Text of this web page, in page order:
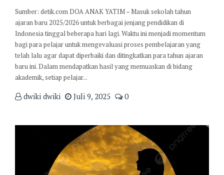
Sumber: detik.com DOA ANAK YATIM – Masuk sekolah tahun
ajaran baru 2025/2026 untuk berbagai jenjang pendidikan di
Indonesia tinggal beberapa hari lagi. Waktu ini menjadi momentum
bagi para pelajar untuk mengevaluasi proses pembelajaran yang
telah lalu agar dapat diperbaiki dan ditingkatkan para tahun ajaran
baru ini. Dalam mendapatkan hasil yang memuaskan di bidang
akademik, setiap pelajar...
dwiki dwiki Juli 9, 2025 0